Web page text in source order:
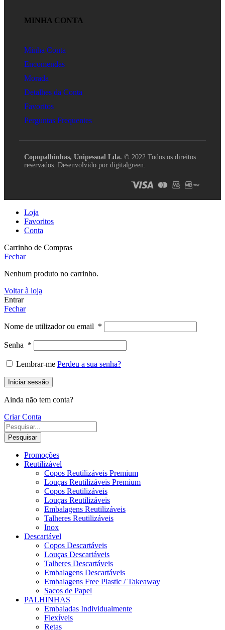
MINHA CONTA
Minha Conta
Encomendas
Morada
Detalhes da Conta
Favoritos
Perguntas Frequentes
Copopalhinhas, Unipessoal Lda. © 2022 Todos os direitos
reservados. Desenvolvido por digitalgreen.
Loja
Favoritos
Conta
Carrinho de Compras
Fechar
Nenhum produto no carrinho.
Voltar à loja
Entrar
Fechar
Nome de utilizador ou email *
Senha *
Lembrar-me Perdeu a sua senha?
Iniciar sessão
Ainda não tem conta?
Criar Conta
Pesquisar
Promoções
Reutilizável
Copos Reutilizáveis Premium
Louças Reutilizáveis Premium
Copos Reutilizáveis
Louças Reutilizáveis
Embalagens Reutilizáveis
Talheres Reutilizáveis
Inox
Descartável
Copos Descartáveis
Louças Descartáveis
Talheres Descartáveis
Embalagens Descartáveis
Embalagens Free Plastic / Takeaway
Sacos de Papel
PALHINHAS
Embaladas Individualmente
Flexíveis
Retas